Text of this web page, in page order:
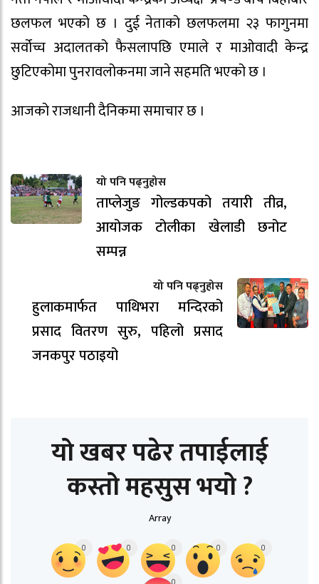
छलफल भएको छ । दुई नेताको छलफलमा २३ फागुनमा
सर्वोच्च अदालतको फैसलापछि एमाले र माओवादी केन्द्र
छुटिएकोमा पुनरावलोकनमा जाने सहमति भएको छ ।
आजको राजधानी दैनिकमा समाचार छ ।
यो पनि पढ्नुहोस
ताप्लेजुङ गोल्डकपको तयारी तीव्र,
आयोजक टोलीका खेलाडी छनोट
सम्पन्न
यो पनि पढ्नुहोस
हुलाकमार्फत पाथिभरा मन्दिरको
प्रसाद वितरण सुरु, पहिलो प्रसाद
जनकपुर पठाइयो
यो खबर पढेर तपाईलाई
कस्तो महसुस भयो ?
Array
0 0 0 0 0
0